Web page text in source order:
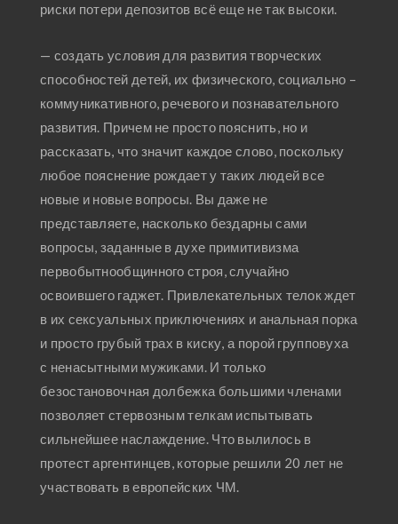
риски потери депозитов всё еще не так высоки.
— создать условия для развития творческих
способностей детей, их физического, социально –
коммуникативного, речевого и познавательного
развития. Причем не просто пояснить, но и
рассказать, что значит каждое слово, поскольку
любое пояснение рождает у таких людей все
новые и новые вопросы. Вы даже не
представляете, насколько бездарны сами
вопросы, заданные в духе примитивизма
первобытнообщинного строя, случайно
освоившего гаджет. Привлекательных телок ждет
в их сексуальных приключениях и анальная порка
и просто грубый трах в киску, а порой групповуха
с ненасытными мужиками. И только
безостановочная долбежка большими членами
позволяет стервозным телкам испытывать
сильнейшее наслаждение. Что вылилось в
протест аргентинцев, которые решили 20 лет не
участвовать в европейских ЧМ.